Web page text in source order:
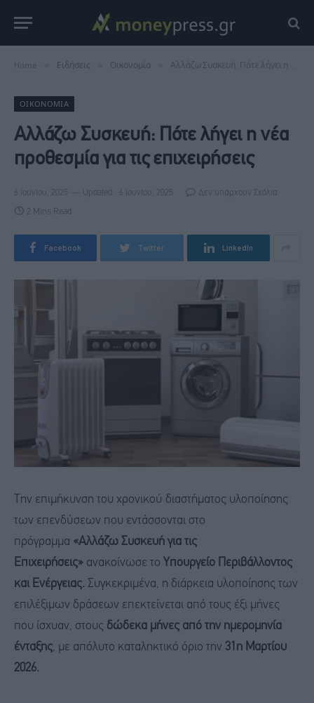
Home Ειδήσεις Οικονομία Αλλάζω Συσκευή: Πότε λήγει η νέα προθεσμία για τις επιχειρήσεις
ΟΙΚΟΝΟΜΊΑ
Αλλάζω Συσκευή: Πότε λήγει η νέα
προθεσμία για τις επιχειρήσεις
6 Ιουνίου, 2025 Updated: 6 Ιουνίου, 2025 Δεν υπάρχουν Σχόλια
2 Mins Read
Facebook Twitter LinkedIn
Την επιμήκυνση του χρονικού διαστήματος υλοποίησης
των επενδύσεων που εντάσσονται στο
πρόγραμμα «Αλλάζω Συσκευή για τις
Επιχειρήσεις» ανακοίνωσε το Υπουργείο Περιβάλλοντος
και Ενέργειας. Συγκεκριμένα, η διάρκεια υλοποίησης των
επιλέξιμων δράσεων επεκτείνεται από τους έξι μήνες
που ίσχυαν, στους δώδεκα μήνες από την ημερομηνία
ένταξης, με απόλυτο καταληκτικό όριο την 31η Μαρτίου
2026.